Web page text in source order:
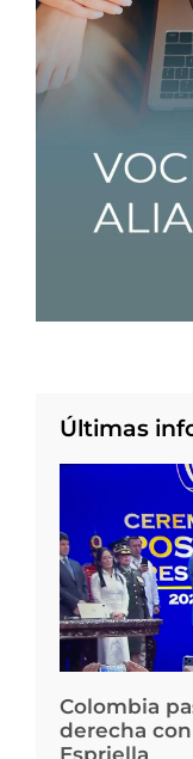
Últimas
Colombia
derecha